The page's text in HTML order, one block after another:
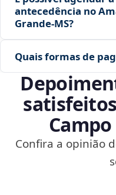
antecedência no
Grande‑MS?
Quais formas de
Campo
Confira a opinião